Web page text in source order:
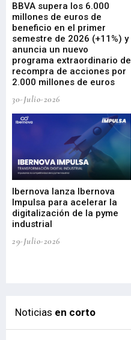
BBVA supera los 6.000
millones de euros de
beneficio en el primer
semestre de 2026 (+11%) y
anuncia un nuevo
programa extraordinario de
recompra de acciones por
2.000 millones de euros
30-Julio-2026
Ibernova lanza Ibernova
Impulsa para acelerar la
digitalización de la pyme
industrial
29-Julio-2026
Noticias en corto